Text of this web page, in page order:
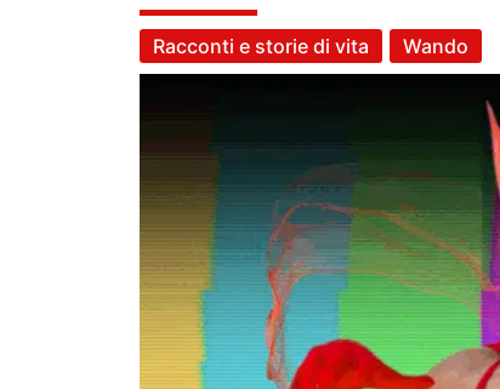
Racconti e storie di vita Wando